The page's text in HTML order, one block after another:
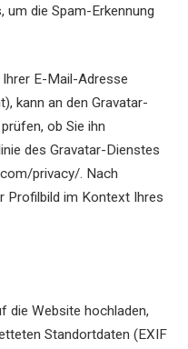
die Spam-Erkennung
E-Mail-Adresse
kann an den Gravatar-
ob Sie ihn
des Gravatar-Dienstes
privacy/. Nach
Profilbild im Kontext Ihres
die Website hochladen,
Standortdaten (EXIF